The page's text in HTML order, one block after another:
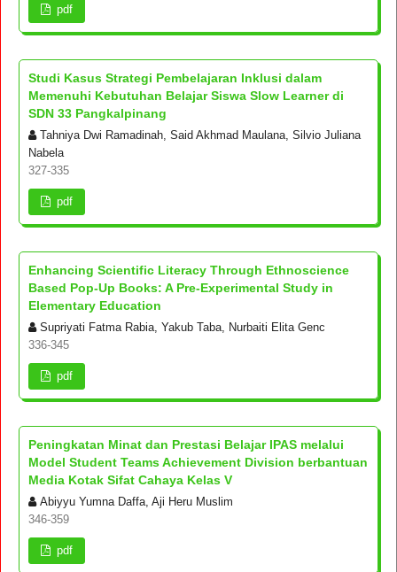
pdf
Studi Kasus Strategi Pembelajaran Inklusi dalam
Memenuhi Kebutuhan Belajar Siswa Slow Learner di
SDN 33 Pangkalpinang
Tahniya Dwi Ramadinah, Said Akhmad Maulana, Silvio Juliana
Nabela
327-335
pdf
Enhancing Scientific Literacy Through Ethnoscience
Based Pop-Up Books: A Pre-Experimental Study in
Elementary Education
Supriyati Fatma Rabia, Yakub Taba, Nurbaiti Elita Genc
336-345
pdf
Peningkatan Minat dan Prestasi Belajar IPAS melalui
Model Student Teams Achievement Division berbantuan
Media Kotak Sifat Cahaya Kelas V
Abiyyu Yumna Daffa, Aji Heru Muslim
346-359
pdf